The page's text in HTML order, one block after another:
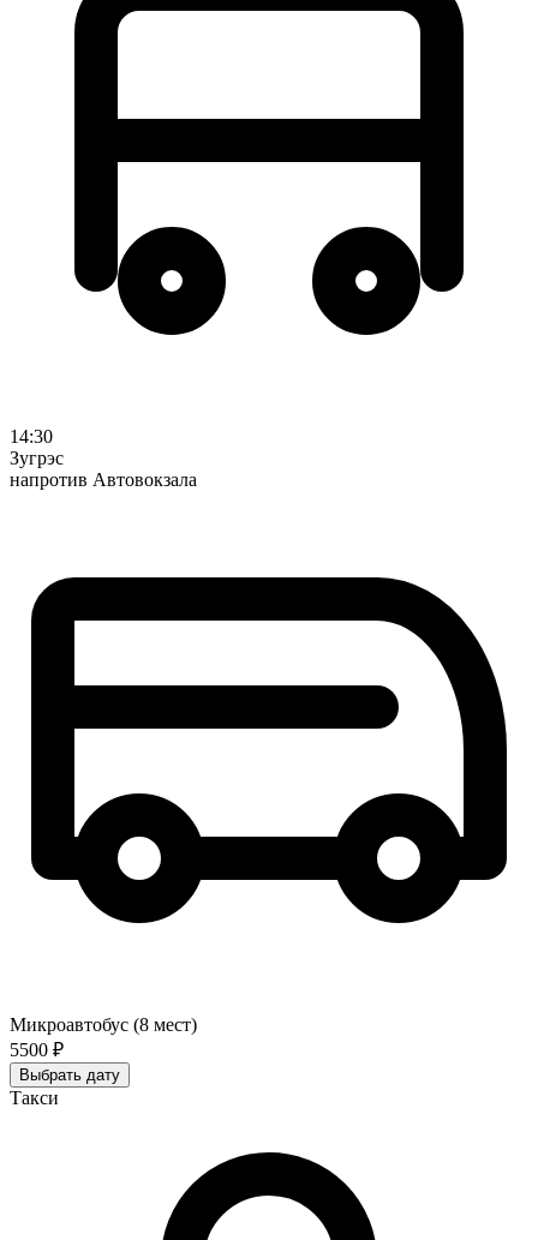
14:30
Зугрэс
напротив Автовокзала
Микроавтобус (8 мест)
5500 ₽
Выбрать дату
Такси